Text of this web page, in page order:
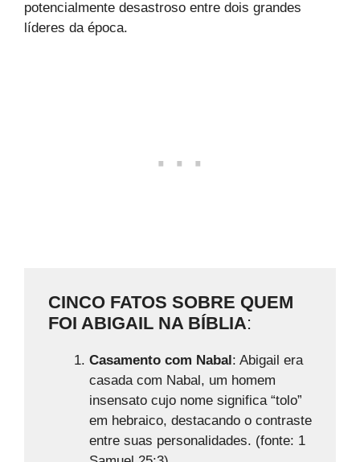
potencialmente desastroso entre dois grandes
líderes da época.
CINCO FATOS SOBRE QUEM
FOI ABIGAIL NA BÍBLIA:
Casamento com Nabal: Abigail era
casada com Nabal, um homem
insensato cujo nome significa “tolo”
em hebraico, destacando o contraste
entre suas personalidades. (fonte: 1